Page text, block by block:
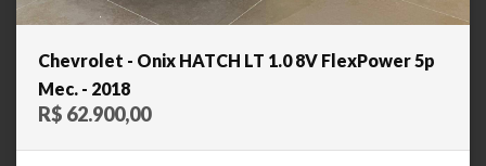
Chevrolet - Onix HATCH LT 1.0 8V FlexPower 5p
Mec. - 2018
R$ 62.900,00